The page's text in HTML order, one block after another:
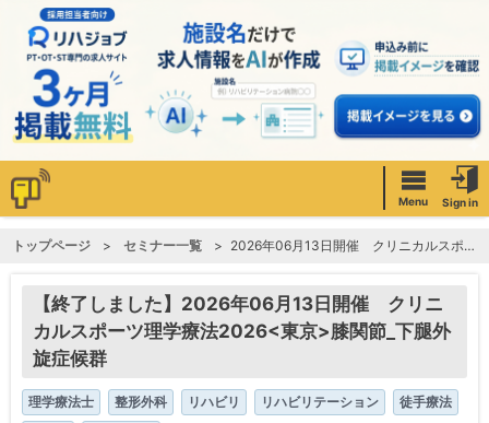
Menu Sign in
トップページ セミナー一覧 2026年06月13日開催 クリニカルスポーツ理学療法2026<東京>膝関節_下腿外旋症候群
【終了しました】2026年06月13日開催 クリニ
カルスポーツ理学療法2026<東京>膝関節_下腿外
旋症候群
理学療法士 整形外科 リハビリ リハビリテーション
徒手療法